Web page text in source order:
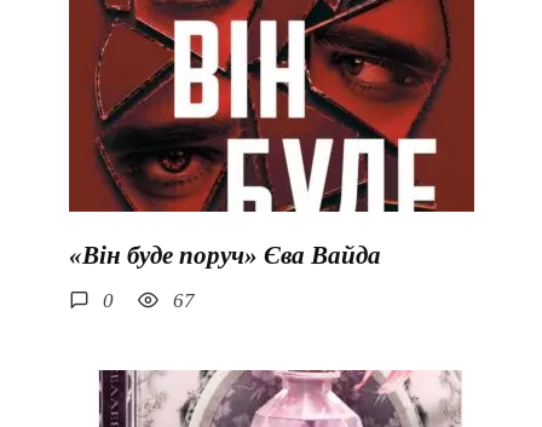
«Він буде поруч» Єва Вайда
0 67